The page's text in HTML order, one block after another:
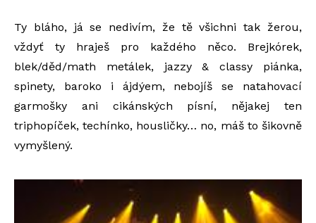
Ty bláho, já se nedivím, že tě všichni tak žerou,
vždyť ty hraješ pro každého něco. Brejkórek,
blek/děd/math metálek, jazzy & classy piánka,
spinety, baroko i ájdýem, nebojíš se natahovací
garmošky ani cikánských písní, nějakej ten
triphopíček, techínko, housličky… no, máš to šikovně
vymyšlený.